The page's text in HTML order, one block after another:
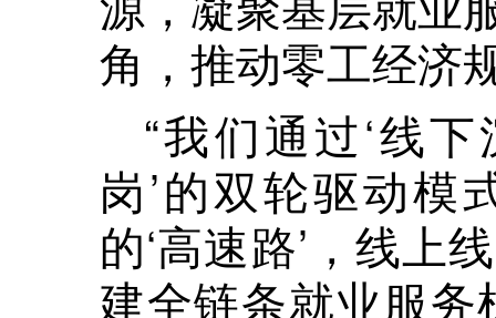
角，推动零工经济
“我们通过‘线
岗’的双轮驱动模
的‘高速路’，线上
建全链条就业服务